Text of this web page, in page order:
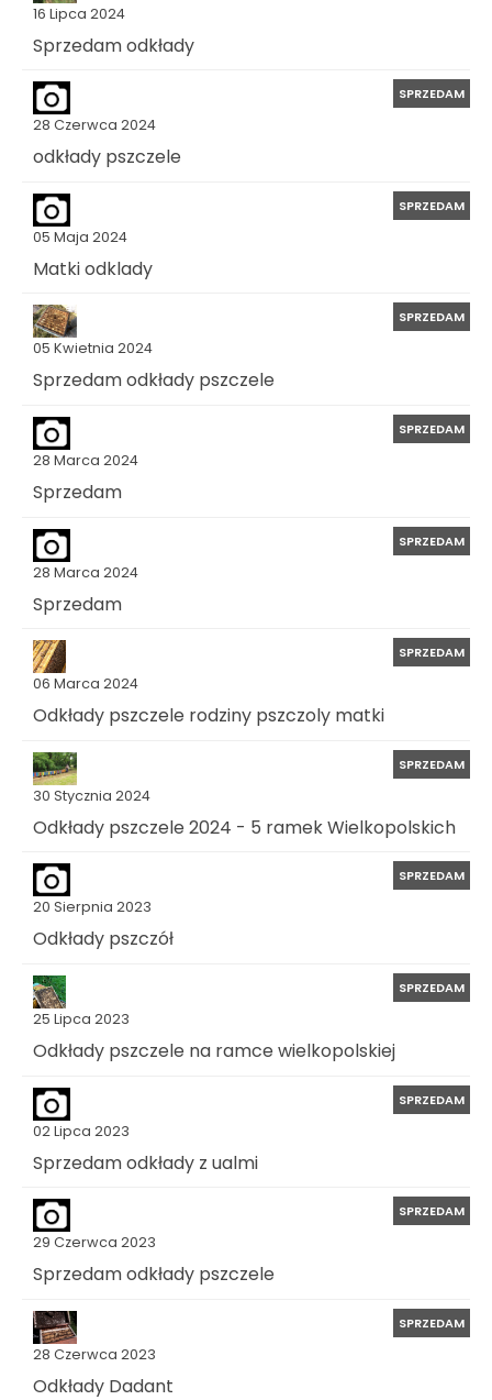
16 Lipca 2024
Sprzedam odkłady
28 Czerwca 2024
SPRZEDAM
odkłady pszczele
05 Maja 2024
SPRZEDAM
Matki odklady
05 Kwietnia 2024
SPRZEDAM
Sprzedam odkłady pszczele
28 Marca 2024
SPRZEDAM
Sprzedam
28 Marca 2024
SPRZEDAM
Sprzedam
06 Marca 2024
SPRZEDAM
Odkłady pszczele rodziny pszczoly matki
30 Stycznia 2024
SPRZEDAM
Odkłady pszczele 2024 - 5 ramek Wielkopolskich
20 Sierpnia 2023
SPRZEDAM
Odkłady pszczół
25 Lipca 2023
SPRZEDAM
Odkłady pszczele na ramce wielkopolskiej
02 Lipca 2023
SPRZEDAM
Sprzedam odkłady z ualmi
29 Czerwca 2023
SPRZEDAM
Sprzedam odkłady pszczele
28 Czerwca 2023
SPRZEDAM
Odkłady Dadant